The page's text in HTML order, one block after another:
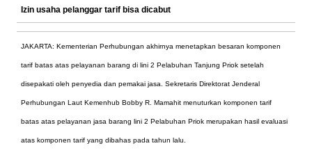
Izin usaha pelanggar tarif bisa dicabut
JAKARTA: Kementerian Perhubungan akhirnya menetapkan besaran komponen
tarif batas atas pelayanan barang di lini 2 Pelabuhan Tanjung Priok setelah
disepakati oleh penyedia dan pemakai jasa. Sekretaris Direktorat Jenderal
Perhubungan Laut Kemenhub Bobby R. Mamahit menuturkan komponen tarif
batas atas pelayanan jasa barang lini 2 Pelabuhan Priok merupakan hasil evaluasi
atas komponen tarif yang dibahas pada tahun lalu.